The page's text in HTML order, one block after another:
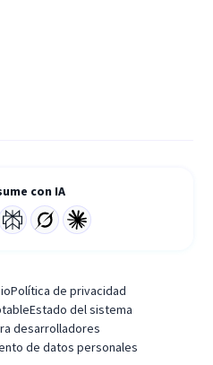
con IA
Política de privacidad
Estado del sistema
desarrolladores
de datos personales